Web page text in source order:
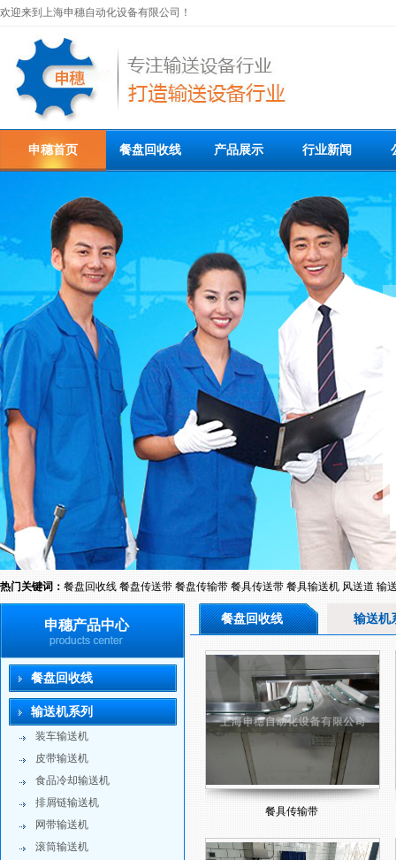
欢迎来到上海申穗自动化设备有限公司！
申穗首页 餐盘回收线 产品展示 行业新闻
热门关键词： 餐盘回收线 餐盘传送带 餐盘传输带 餐具传送带 餐具输送机 风送道 输
申穗产品中心
餐盘回收线
输送机系列
装车输送机
皮带输送机
食品冷却输送机
排屑链输送机
网带输送机
滚筒输送机
餐盘回收线 输送机
餐具传输带